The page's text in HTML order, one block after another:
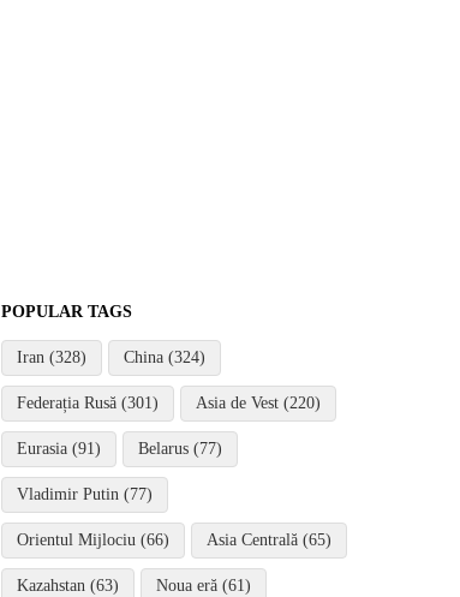
POPULAR TAGS
Iran (328) China (324)
Federația Rusă (301) Asia de Vest (220)
Eurasia (91) Belarus (77)
Vladimir Putin (77)
Orientul Mijlociu (66) Asia Centrală (65)
Kazahstan (63) Noua eră (61)